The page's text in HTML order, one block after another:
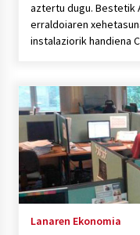
aztertu dugu. Bestetik
erraldoiaren
instalaziorik handiena
Lanaren Ekonomia